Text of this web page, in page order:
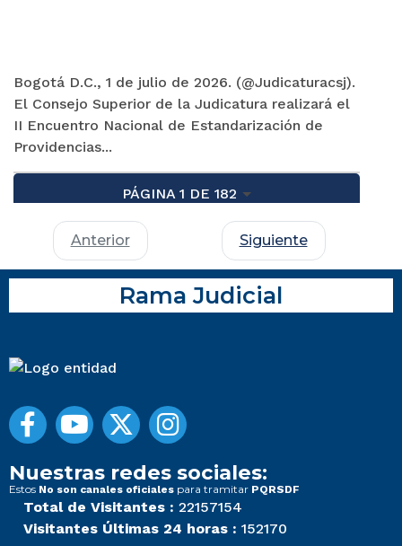
Bogotá D.C., 1 de julio de 2026. (@Judicaturacsj).
El Consejo Superior de la Judicatura realizará el
II Encuentro Nacional de Estandarización de
Providencias...
PÁGINA 1 DE 182
Anterior Siguiente
Rama Judicial
Nuestras redes sociales:
Estos No son canales oficiales para tramitar PQRSDF
Total de Visitantes : 22157154
Visitantes Últimas 24 horas : 152170